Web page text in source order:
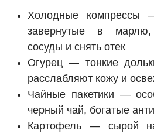
Холодные компрессы
завернутые в марлю,
сосуды и снять отек
Огурец — тонкие
расслабляют кожу и
Чайные пакетики —
черный чай, богатые
Картофель — сырой